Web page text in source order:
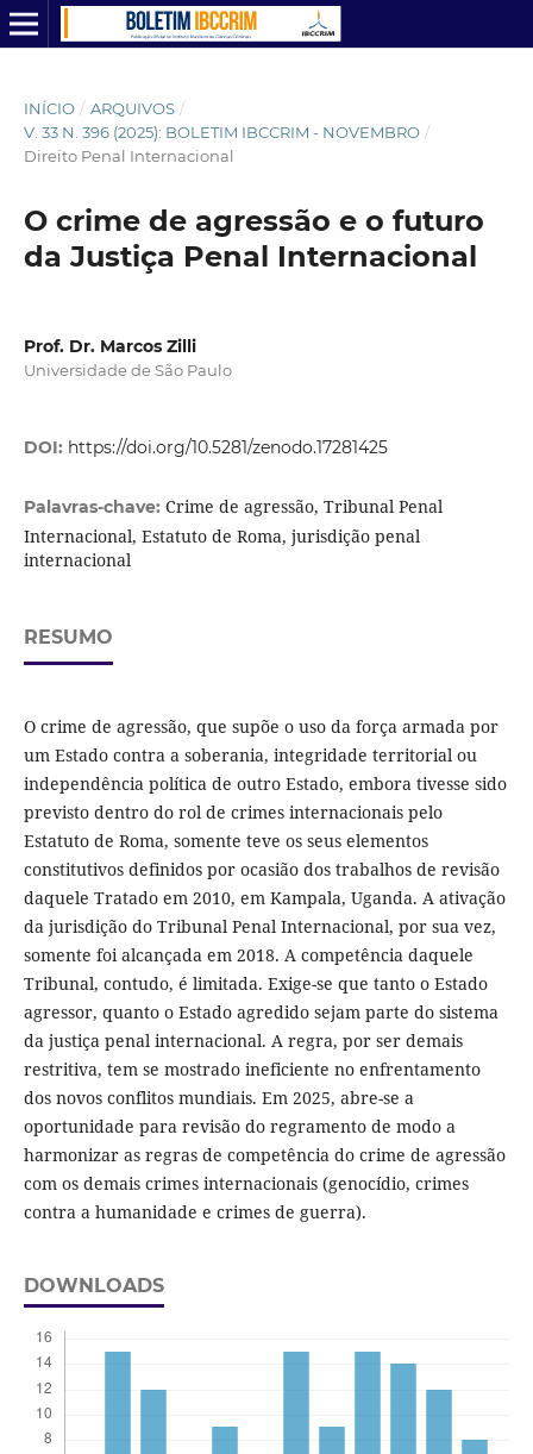
INÍCIO / ARQUIVOS /
V. 33 N. 396 (2025): BOLETIM IBCCRIM - NOVEMBRO /
Direito Penal Internacional
O crime de agressão e o futuro
da Justiça Penal Internacional
Prof. Dr. Marcos Zilli
Universidade de São Paulo
DOI: https://doi.org/10.5281/zenodo.17281425
Palavras-chave: Crime de agressão, Tribunal Penal
Internacional, Estatuto de Roma, jurisdição penal
internacional
RESUMO
O crime de agressão, que supõe o uso da força armada por
um Estado contra a soberania, integridade territorial ou
independência política de outro Estado, embora tivesse sido
previsto dentro do rol de crimes internacionais pelo
Estatuto de Roma, somente teve os seus elementos
constitutivos definidos por ocasião dos trabalhos de revisão
daquele Tratado em 2010, em Kampala, Uganda. A ativação
da jurisdição do Tribunal Penal Internacional, por sua vez,
somente foi alcançada em 2018. A competência daquele
Tribunal, contudo, é limitada. Exige-se que tanto o Estado
agressor, quanto o Estado agredido sejam parte do sistema
da justiça penal internacional. A regra, por ser demais
restritiva, tem se mostrado ineficiente no enfrentamento
dos novos conflitos mundiais. Em 2025, abre-se a
oportunidade para revisão do regramento de modo a
harmonizar as regras de competência do crime de agressão
com os demais crimes internacionais (genocídio, crimes
contra a humanidade e crimes de guerra).
DOWNLOADS